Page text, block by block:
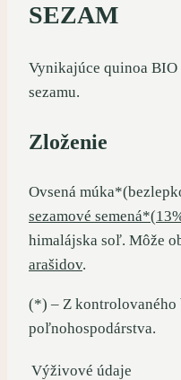
SEZAM
Vynikajúce quinoa
sezamu.
Zloženie
Ovsená
sezamové
himalájska soľ. Môže
arašidov.
(*) – Z
poľnohospodárstva.
Výživové údaje